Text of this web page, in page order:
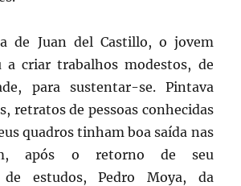
de Juan del Castillo, o jovem
a criar trabalhos modestos, de
para sustentar-se. Pintava
retratos de pessoas conhecidas
quadros tinham boa saída nas
após o retorno de seu
de estudos, Pedro Moya, da